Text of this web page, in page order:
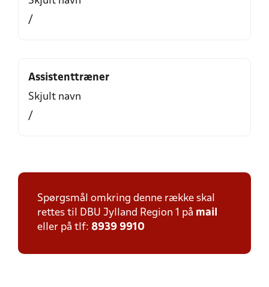
/
Assistenttræner
Skjult navn
/
Spørgsmål omkring denne række skal
rettes til DBU Jylland Region 1 på mail
eller på tlf: 8939 9910